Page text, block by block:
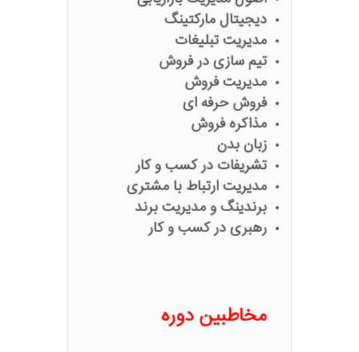
دیجیتال مارکتینگ
مدیریت تبلیغات
تیم سازی در فروش
مدیریت فروش
فروش حرفه ای
مذاکره فروش
زبان بدن
تشریفات در کسب و کار
مدیریت ارتباط با مشتری
برندینگ و مدیریت برند
رهبری در کسب و کار
مخاطبین دوره